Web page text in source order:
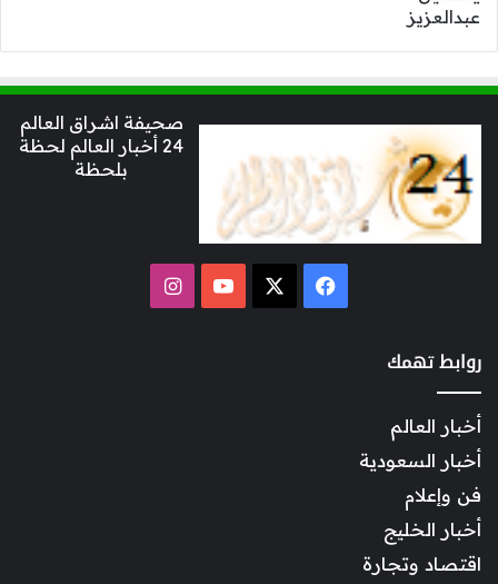
صحيفة اشراق العالم
24 أخبار العالم لحظة
بلحظة
فيسبوك ‫YouTubeانستقرام
روابط تهمك
أخبار العالم
أخبار السعودية
فن وإعلام
أخبار الخليج
اقتصاد وتجارة